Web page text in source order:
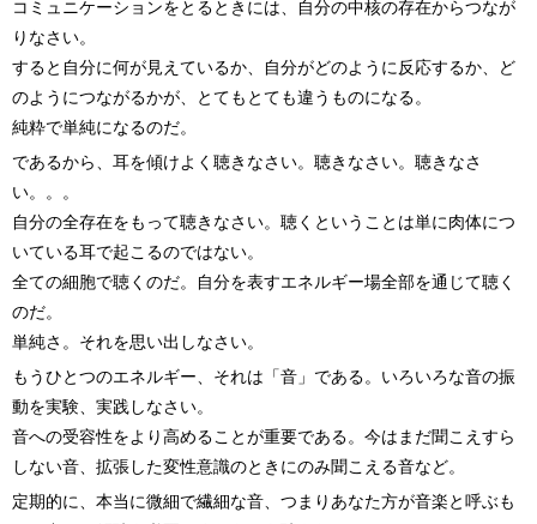
コミュニケーションをとるときには、自分の中核の存在からつなが
りなさい。
すると自分に何が見えているか、自分がどのように反応するか、ど
のようにつながるかが、とてもとても違うものになる。
純粋で単純になるのだ。
であるから、耳を傾けよく聴きなさい。聴きなさい。聴きなさ
い。。。
自分の全存在をもって聴きなさい。聴くということは単に肉体につ
いている耳で起こるのではない。
全ての細胞で聴くのだ。自分を表すエネルギー場全部を通じて聴く
のだ。
単純さ。それを思い出しなさい。
もうひとつのエネルギー、それは「音」である。いろいろな音の振
動を実験、実践しなさい。
音への受容性をより高めることが重要である。今はまだ聞こえすら
しない音、拡張した変性意識のときにのみ聞こえる音など。
定期的に、本当に微細で繊細な音、つまりあなた方が音楽と呼ぶも